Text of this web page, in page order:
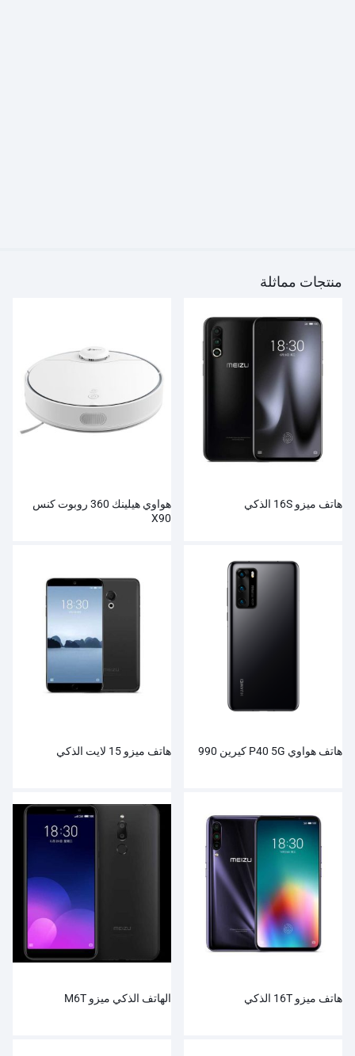
منتجات مماثلة
هاتف ميزو 16S الذكي
هواوي هيلينك 360 روبوت كنس
X90
هاتف هواوي P40 5G كيرين 990 هاتف ميزو 15 لايت الذكي
هاتف ميزو 16T الذكي الهاتف الذكي ميزو M6T